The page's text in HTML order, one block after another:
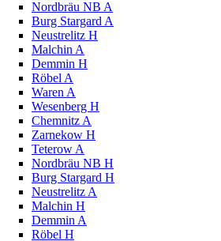
Nordbräu NB A
Burg Stargard A
Neustrelitz H
Malchin A
Demmin H
Röbel A
Waren A
Wesenberg H
Chemnitz A
Zarnekow H
Teterow A
Nordbräu NB H
Burg Stargard H
Neustrelitz A
Malchin H
Demmin A
Röbel H